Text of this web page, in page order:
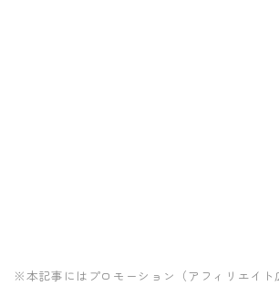
※本記事にはプロモーション（アフィリエイト